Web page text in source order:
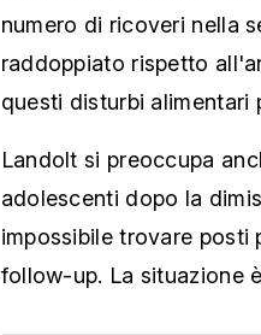
numero di ricoveri nella
raddoppiato rispetto
questi disturbi alimentari
Landolt si preoccupa
adolescenti dopo la
impossibile trovare posti
follow-up. La situazione